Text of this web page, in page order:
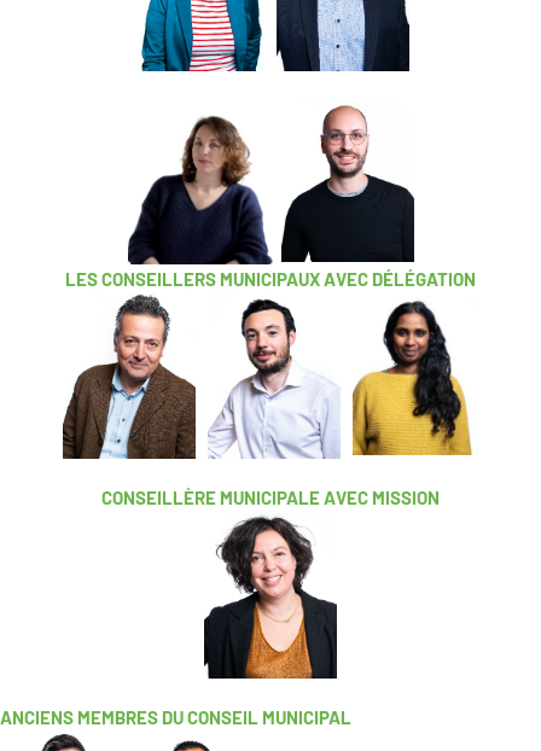
LES CONSEILLERS MUNICIPAUX AVEC DÉLÉGATION
CONSEILLÈRE MUNICIPALE AVEC MISSION
ANCIENS MEMBRES DU CONSEIL MUNICIPAL